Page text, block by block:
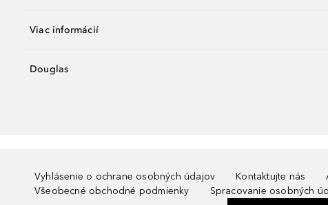
Viac informácií
Douglas
Vyhlásenie o ochrane osobných údajov Kontaktujte nás
Všeobecné obchodné podmienky
Spracovanie osobných